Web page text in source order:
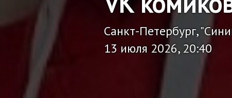
Санкт-Петербург,
13 июля 2026, 20:40